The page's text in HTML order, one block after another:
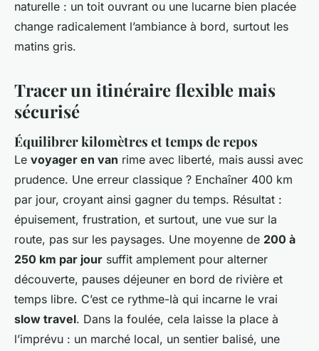
naturelle : un toit ouvrant ou une lucarne bien placée
change radicalement l’ambiance à bord, surtout les
matins gris.
Tracer un itinéraire flexible mais
sécurisé
Équilibrer kilomètres et temps de repos
Le voyager en van rime avec liberté, mais aussi avec
prudence. Une erreur classique ? Enchaîner 400 km
par jour, croyant ainsi gagner du temps. Résultat :
épuisement, frustration, et surtout, une vue sur la
route, pas sur les paysages. Une moyenne de 200 à
250 km par jour suffit amplement pour alterner
découverte, pauses déjeuner en bord de rivière et
temps libre. C’est ce rythme-là qui incarne le vrai
slow travel. Dans la foulée, cela laisse la place à
l’imprévu : un marché local, un sentier balisé, une